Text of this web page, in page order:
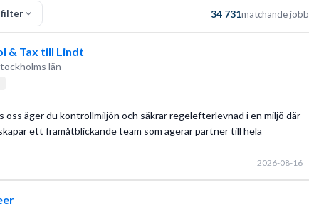
filter 34 731matchande jobb
& Tax till Lindt
län
oss äger du kontrollmiljön och säkrar regelefterlevnad i en miljö där
ett framåtblickande team som agerar partner till hela
2026-08-16